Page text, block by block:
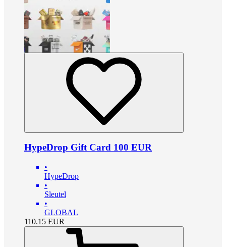
HypeDrop Gift Card 100 EUR
•
HypeDrop
•
Sleutel
•
GLOBAL
110.15 EUR